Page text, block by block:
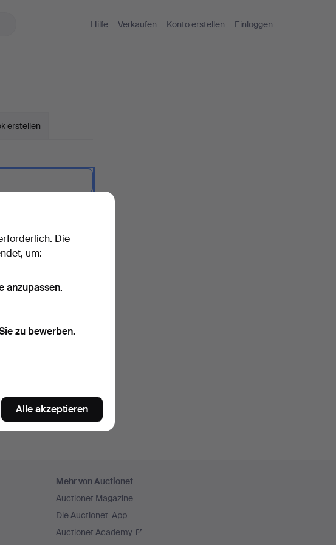
Hilfe Verkaufen Konto erstellen Einloggen
erstellen
Mehr von Auctionet
Auctionet Magazine
Die Auctionet-App
Auctionet Academy
Die
um:
anzupassen.
zu bewerben.
Alle akzeptieren